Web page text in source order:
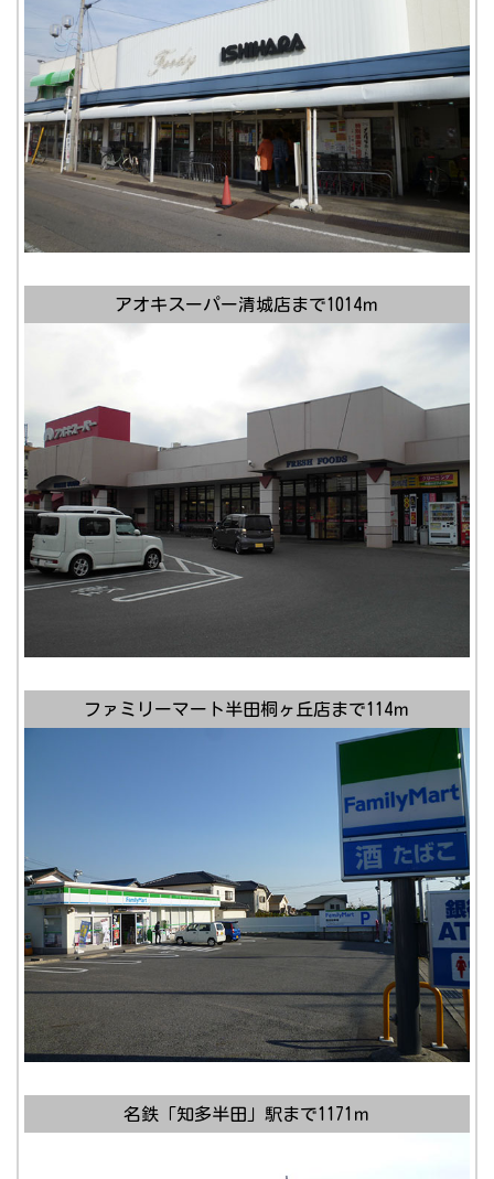
アオキスーパー清城店まで1014ｍ
ファミリーマート半田桐ヶ丘店まで114ｍ
名鉄「知多半田」駅まで1171ｍ